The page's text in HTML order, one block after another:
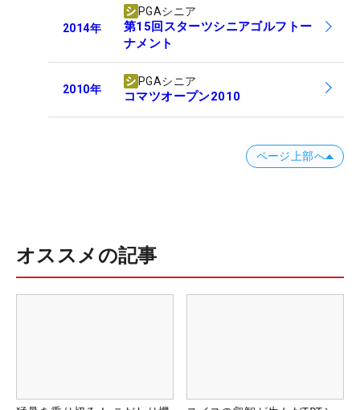
2014年
PGAシニア
第15回スターツシニアゴルフトー
ナメント
2010年
PGAシニア
コマツオープン2010
ページ上部へ
オススメの記事